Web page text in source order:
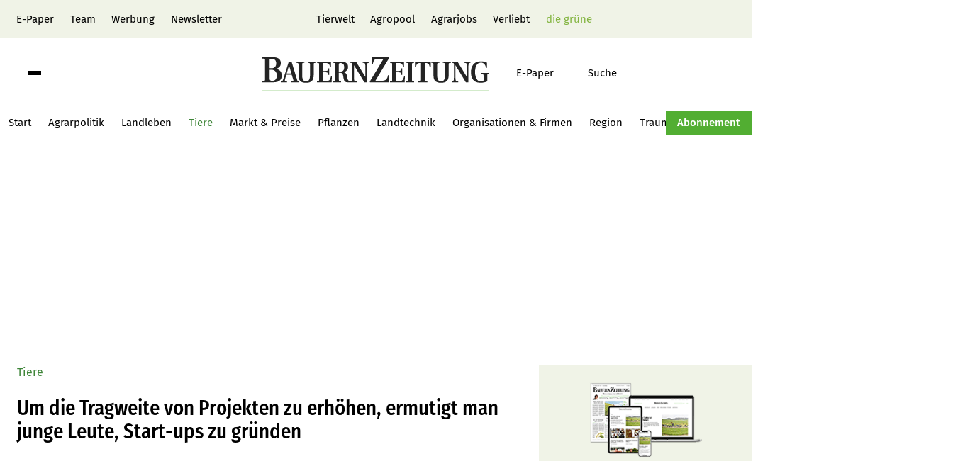
E-Paper Team Werbung Newsletter Tierwelt Agropool Agrarjobs Verliebt die grüne
E-Paper Suche
Start Agrarpolitik Landleben Tiere Markt & Preise Pflanzen Landtechnik Organisationen & Firmen Region Traumtraktor Hof-Management
Abonnement
Tiere
Um die Tragweite von Projekten zu erhöhen, ermutigt man
junge Leute, Start-ups zu gründen